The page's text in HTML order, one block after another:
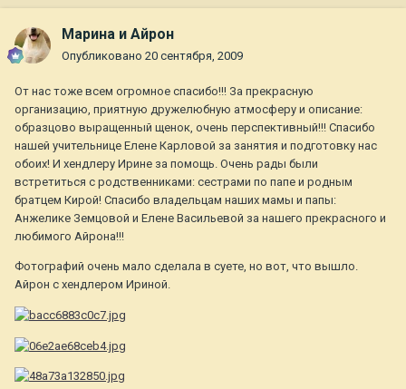
Марина и Айрон
Опубликовано 20 сентября, 2009
От нас тоже всем огромное спасибо!!! За прекрасную
организацию, приятную дружелюбную атмосферу и описание:
образцово выращенный щенок, очень перспективный!!! Спасибо
нашей учительнице Елене Карловой за занятия и подготовку нас
обоих! И хендлеру Ирине за помощь. Очень рады были
встретиться с родственниками: сестрами по папе и родным
братцем Кирой! Спасибо владельцам наших мамы и папы:
Анжелике Земцовой и Елене Васильевой за нашего прекрасного и
любимого Айрона!!!
Фотографий очень мало сделала в суете, но вот, что вышло.
Айрон с хендлером Ириной.